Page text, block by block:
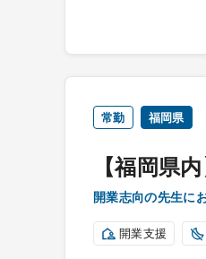
常勤 福岡県
【福岡県
開業志向の先生に
開業支援